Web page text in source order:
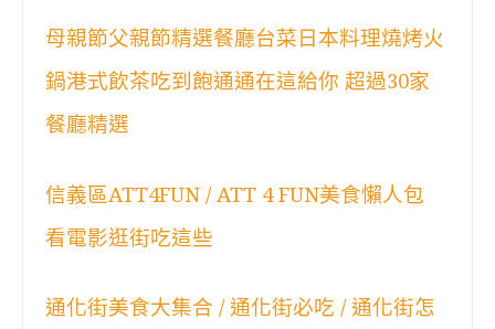
母親節父親節精選餐廳台菜日本料理燒烤火
鍋港式飲茶吃到飽通通在這給你 超過30家
餐廳精選
信義區ATT4FUN / ATT 4 FUN美食懶人包
看電影逛街吃這些
通化街美食大集合 / 通化街必吃 / 通化街怎